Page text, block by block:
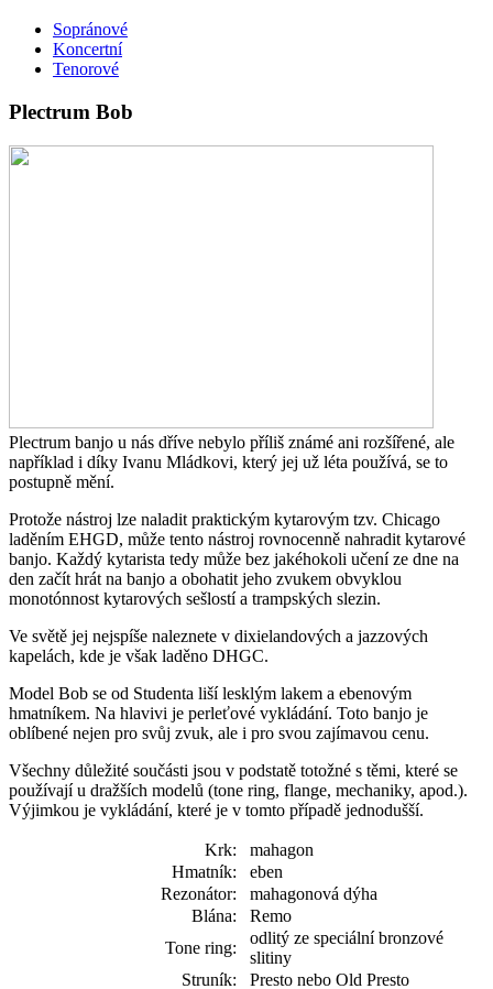
Sopránové
Koncertní
Tenorové
Plectrum Bob
Plectrum banjo u nás dříve nebylo příliš známé ani rozšířené, ale
například i díky Ivanu Mládkovi, který jej už léta používá, se to
postupně mění.
Protože nástroj lze naladit praktickým kytarovým tzv. Chicago
laděním EHGD, může tento nástroj rovnocenně nahradit kytarové
banjo. Každý kytarista tedy může bez jakéhokoli učení ze dne na
den začít hrát na banjo a obohatit jeho zvukem obvyklou
monotónnost kytarových sešlostí a trampských slezin.
Ve světě jej nejspíše naleznete v dixielandových a jazzových
kapelách, kde je však laděno DHGC.
Model Bob se od Studenta liší lesklým lakem a ebenovým
hmatníkem. Na hlavivi je perleťové vykládání. Toto banjo je
oblíbené nejen pro svůj zvuk, ale i pro svou zajímavou cenu.
Všechny důležité součásti jsou v podstatě totožné s těmi, které se
používají u dražších modelů (tone ring, flange, mechaniky, apod.).
Výjimkou je vykládání, které je v tomto případě jednodušší.
Krk:
mahagon
Hmatník:
eben
Rezonátor:
mahagonová dýha
Blána:
Remo
Tone ring:
odlitý ze speciální bronzové
slitiny
Struník:
Presto nebo Old Presto